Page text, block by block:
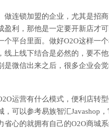
连锁加盟的企业，尤其是招商
盈利，那他是一定要开新店才
平台里面。做好O2O这样一
线上线下结合是必然的，要不
是微信出来之后，很多企业会
运营有什么模式，便利店转型
可以参考易族智汇Javashop
心的就拥有自己的O2O商城系